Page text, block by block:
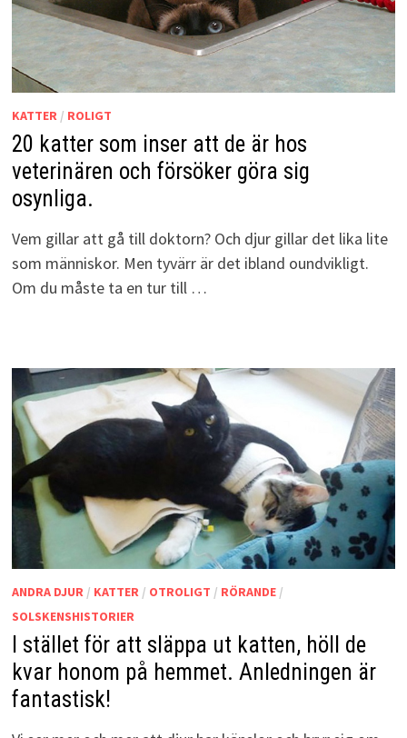
KATTER/ ROLIGT
20 katter som inser att de är hos
veterinären och försöker göra sig
osynliga.
Vem gillar att gå till doktorn? Och djur gillar det lika lite
som människor. Men tyvärr är det ibland oundvikligt.
Om du måste ta en tur till …
ANDRA DJUR/ KATTER/ OTROLIGT / RÖRANDE/
SOLSKENSHISTORIER
I stället för att släppa ut katten, höll de
kvar honom på hemmet. Anledningen är
fantastisk!